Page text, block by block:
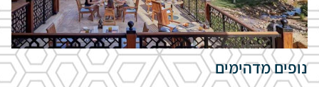
נופים מדהימים